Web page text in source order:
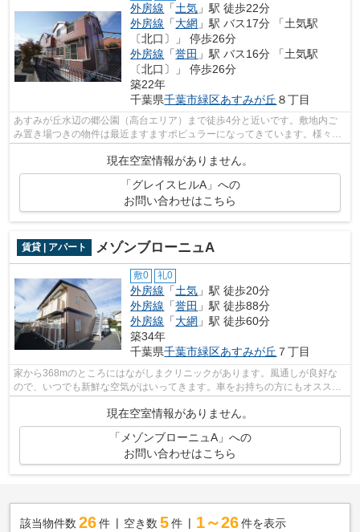
外房線 「土気 」駅 徒歩22分
外房線 「大網 」駅 バス17分 「土気駅
〔北口〕」 停歩26分
外房線 「誉田 」駅 バス16分 「土気駅
〔北口〕」 停歩26分
築22年
千葉県千葉市緑区あすみが丘 ８丁目
あすみが丘水辺の郷公園（高台エリア）まで徒歩4分と近いです。敷地内ご
み置き場つきの物件は最近ますますポピュラーになってきています。様々な
現在空室情報がありません。
「グレイスヒルA」への
お問い合わせはこちら
賃貸 | アパート メゾンブローニュA
敷0 礼0
外房線 「土気 」駅 徒歩20分
外房線 「誉田 」駅 徒歩88分
外房線 「大網 」駅 徒歩60分
築34年
千葉県千葉市緑区あすみが丘 ７丁目
家から368mのところにはながしまクリニックがあります。風通しが良好な
ので、いつでも新鮮な空気がはいってきます。車をお持ちの方にもオススメ
現在空室情報がありません。
「メゾンブローニュA」への
お問い合わせはこちら
該当物件数 26件 空き数 5 件 1～26 件を表示